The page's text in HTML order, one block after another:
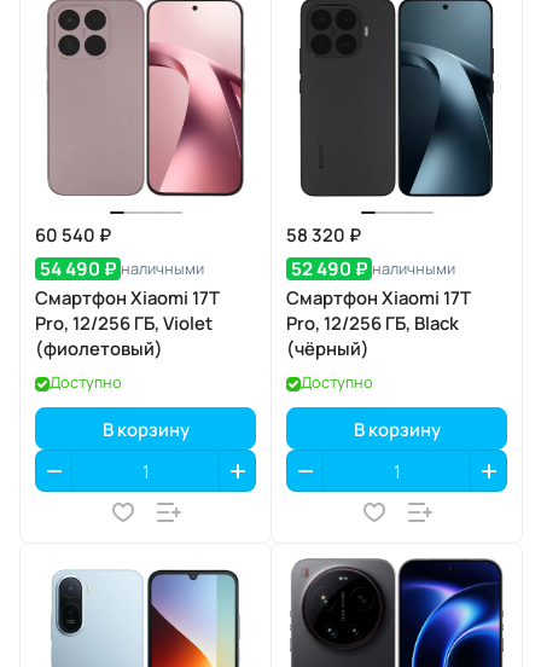
60 540 ₽
54 490 ₽ наличными
Смартфон Xiaomi 17T
Pro, 12/256 ГБ, Violet
(фиолетовый)
Доступно
В корзину
58 320 ₽
52 490 ₽ наличными
Смартфон Xiaomi 17T
Pro, 12/256 ГБ, Black
(чёрный)
Доступно
В корзину